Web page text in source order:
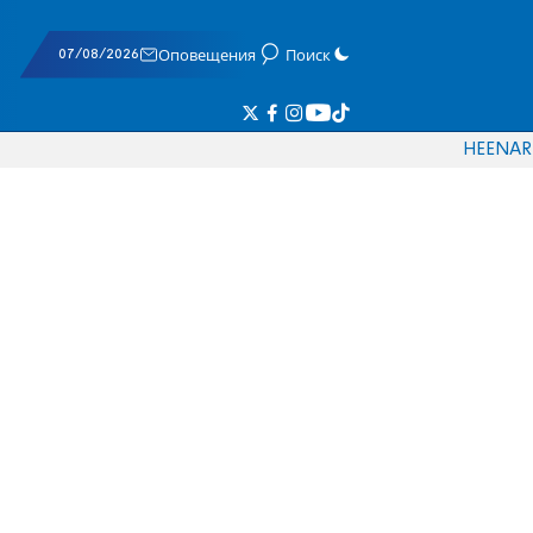
07/08/2026 Оповещения Поиск
HEENAR